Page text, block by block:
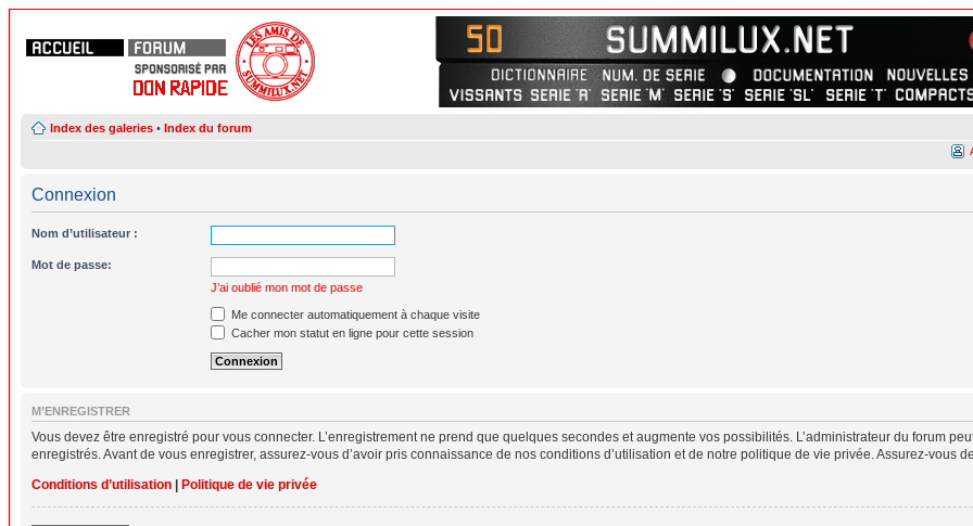
Index des galeries • Index du forum
Connexion
Nom d’utilisateur :
Mot de passe:
J’ai oublié mon mot de passe
Me connecter automatiquement à chaque visite
Cacher mon statut en ligne pour cette session
M’ENREGISTRER
Vous devez être enregistré pour vous connecter. L’enregistrement ne prend que quelques secondes et augmente vos possibilités. L’administrateur du forum
enregistrés. Avant de vous enregistrer, assurez-vous d’avoir pris connaissance de nos conditions d’utilisation et de notre politique de vie privée. Assurez-vous
Conditions d’utilisation | Politique de vie privée